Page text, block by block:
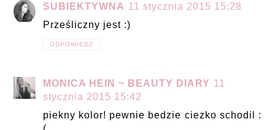
SUBIEKTYWNA 11 stycznia 2015 15:28
Prześliczny jest :)
ODPOWIEDZ
MONICA HEIN ~ BEAUTY DIARY 11
stycznia 2015 15:42
piekny kolor! pewnie bedzie ciezko schodil :